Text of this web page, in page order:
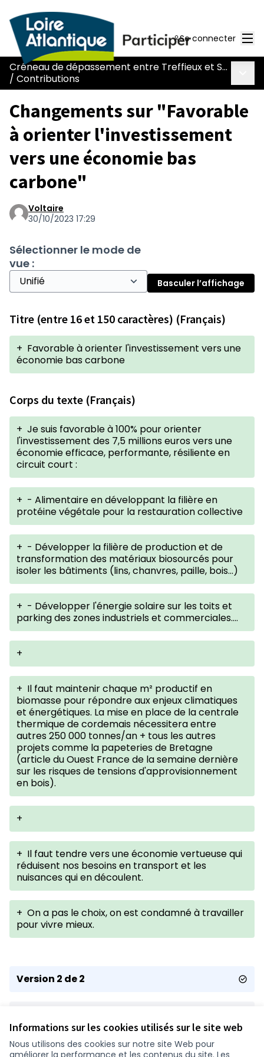
Informations sur les cookies utilisés sur le site web
Nous utilisons des cookies sur notre site Web pour
améliorer la performance et les contenus du site. Les
Se connecter
Créneau de dépassement entre Treffieux et Saint-Vincent-des-Landes
/ Contributions
Changements sur "Favorable
à orienter l'investissement
vers une économie bas
carbone"
Voltaire
30/10/2023 17:29
Sélectionner le mode de
vue :
Basculer l’affichage
Titre (entre 16 et 150 caractères) (Français)
+ Favorable à orienter l'investissement vers une
économie bas carbone
Corps du texte (Français)
+ Je suis favorable à 100% pour orienter
l'investissement des 7,5 millions euros vers une
économie efficace, performante, résiliente en
circuit court :
+ - Alimentaire en développant la filière en
protéine végétale pour la restauration collective
+ - Développer la filière de production et de
transformation des matériaux biosourcés pour
isoler les bâtiments (lins, chanvres, paille, bois...)
+ - Développer l'énergie solaire sur les toits et
parking des zones industriels et commerciales....
+
+ Il faut maintenir chaque m² productif en
biomasse pour répondre aux enjeux climatiques
et énergétiques. La mise en place de la centrale
thermique de cordemais nécessitera entre
autres 250 000 tonnes/an + tous les autres
projets comme la papeteries de Bretagne
(article du Ouest France de la semaine dernière
sur les risques de tensions d'approvisionnement
en bois).
+
+ Il faut tendre vers une économie vertueuse qui
réduisent nos besoins en transport et les
nuisances qui en découlent.
+ On a pas le choix, on est condamné à travailler
pour vivre mieux.
Version 2 de 2